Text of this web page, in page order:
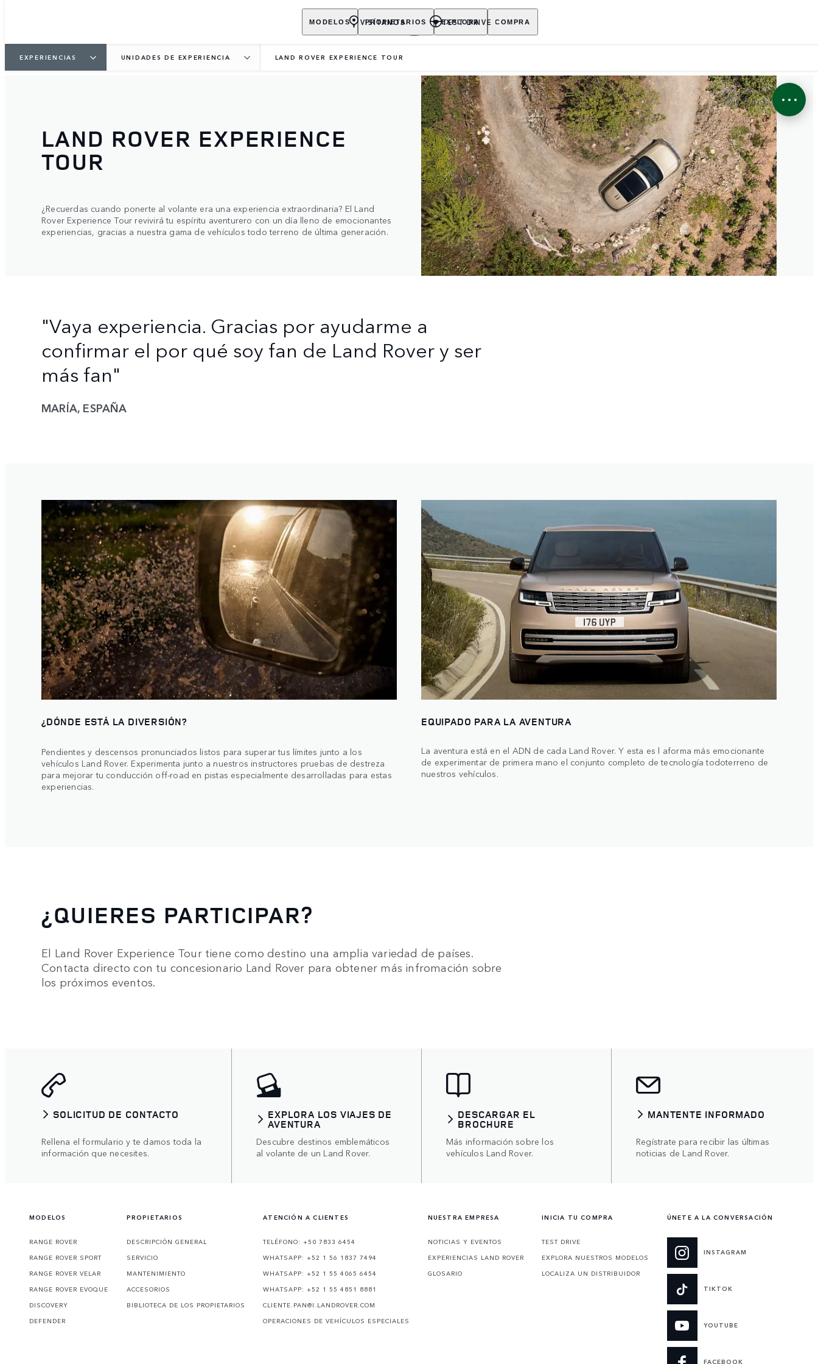
MODELOS PROPIETARIOS EXPLORA COMPRA
VISÍTANOS TEST DRIVE
EXPERIENCIAS UNIDADES DE EXPERIENCIA LAND ROVER EXPERIENCE TOUR
LAND ROVER EXPERIENCE
TOUR
¿Recuerdas cuando ponerte al volante era una experiencia extraordinaria? El Land
Rover Experience Tour revivirá tu espíritu aventurero con un día lleno de emocionantes
experiencias, gracias a nuestra gama de vehículos todo terreno de última generación.
"Vaya experiencia. Gracias por ayudarme a
confirmar el por qué soy fan de Land Rover y ser
más fan"
MARÍA, ESPAÑA
¿DÓNDE ESTÁ LA DIVERSIÓN?
Pendientes y descensos pronunciados listos para superar tus límites junto a los
vehículos Land Rover. Experimenta junto a nuestros instructores pruebas de destreza
para mejorar tu conducción off-road en pistas especialmente desarrolladas para estas
experiencias.
EQUIPADO PARA LA AVENTURA
La aventura está en el ADN de cada Land Rover. Y esta es l aforma más emocionante
de experimentar de primera mano el conjunto completo de tecnología todoterreno de
nuestros vehículos.
¿QUIERES PARTICIPAR?
El Land Rover Experience Tour tiene como destino una amplia variedad de países.
Contacta directo con tu concesionario Land Rover para obtener más infromación sobre
los próximos eventos.
SOLICITUD DE CONTACTO
Rellena el formulario y te damos toda la
información que necesites.
EXPLORA LOS VIAJES DE
AVENTURA
Descubre destinos emblemáticos
al volante de un Land Rover.
DESCARGAR EL
BROCHURE
Más información sobre los
vehículos Land Rover.
MANTENTE INFORMADO
Regístrate para recibir las últimas
noticias de Land Rover.
MODELOS
RANGE ROVER
RANGE ROVER SPORT
RANGE ROVER VELAR
RANGE ROVER EVOQUE
DISCOVERY
DEFENDER
PROPIETARIOS
DESCRIPCIÓN GENERAL
SERVICIO
MANTENIMIENTO
ACCESORIOS
BIBLIOTECA DE LOS PROPIETARIOS
ATENCIÓN A CLIENTES
TELÉFONO: +50 7833 6454
WHATSAPP: +52 1 56 1837 7494
WHATSAPP: +52 1 55 4065 6454
WHATSAPP: +52 1 55 4851 8881
CLIENTE.PAN@I.LANDROVER.COM
OPERACIONES DE VEHÍCULOS ESPECIALES
NUESTRA EMPRESA
NOTICIAS Y EVENTOS
EXPERIENCIAS LAND ROVER
GLOSARIO
INICIA TU COMPRA
TEST DRIVE
EXPLORA NUESTROS MODELOS
LOCALIZA UN DISTRIBUIDOR
ÚNETE A LA CONVERSACIÓN
INSTAGRAM
TIKTOK
YOUTUBE
FACEBOOK